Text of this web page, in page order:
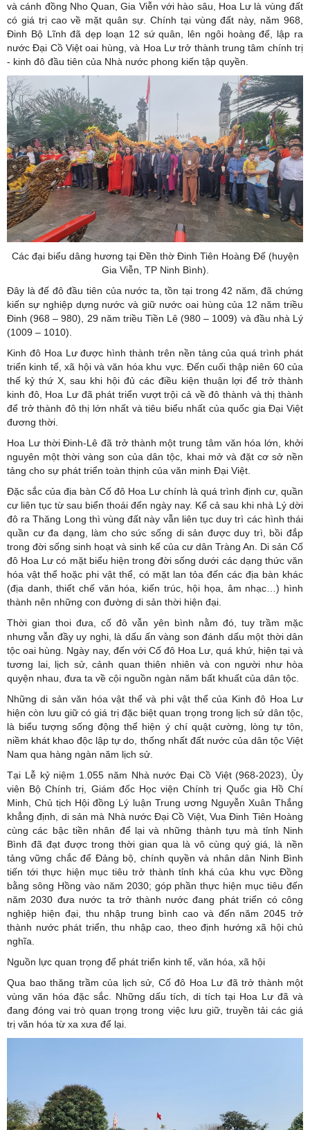
và cánh đồng Nho Quan, Gia Viễn với hào sâu, Hoa Lư là vùng đất
có giá trị cao về mặt quân sự. Chính tại vùng đất này, năm 968,
Đinh Bộ Lĩnh đã dẹp loạn 12 sứ quân, lên ngôi hoàng đế, lập ra
nước Đại Cồ Việt oai hùng, và Hoa Lư trở thành trung tâm chính trị
- kinh đô đầu tiên của Nhà nước phong kiến tập quyền.
Các đại biểu dâng hương tại Đền thờ Đinh Tiên Hoàng Đế (huyện
Gia Viễn, TP Ninh Bình).
Đây là đế đô đầu tiên của nước ta, tồn tại trong 42 năm, đã chứng
kiến sự nghiệp dựng nước và giữ nước oai hùng của 12 năm triều
Đinh (968 – 980), 29 năm triều Tiền Lê (980 – 1009) và đầu nhà Lý
(1009 – 1010).
Kinh đô Hoa Lư được hình thành trên nền tảng của quá trình phát
triển kinh tế, xã hội và văn hóa khu vực. Đến cuối thập niên 60 của
thế kỷ thứ X, sau khi hội đủ các điều kiện thuận lợi để trở thành
kinh đô, Hoa Lư đã phát triển vượt trội cả về đô thành và thị thành
để trở thành đô thị lớn nhất và tiêu biểu nhất của quốc gia Đại Việt
đương thời.
Hoa Lư thời Đinh-Lê đã trở thành một trung tâm văn hóa lớn, khởi
nguyên một thời vàng son của dân tộc, khai mở và đặt cơ sở nền
tảng cho sự phát triển toàn thịnh của văn minh Đại Việt.
Đặc sắc của địa bàn Cố đô Hoa Lư chính là quá trình định cư, quần
cư liên tục từ sau biển thoái đến ngày nay. Kể cả sau khi nhà Lý dời
đô ra Thăng Long thì vùng đất này vẫn liên tục duy trì các hình thái
quần cư đa dạng, làm cho sức sống di sản được duy trì, bồi đắp
trong đời sống sinh hoạt và sinh kế của cư dân Tràng An. Di sản Cố
đô Hoa Lư có mặt biểu hiện trong đời sống dưới các dạng thức văn
hóa vật thể hoặc phi vật thể, có mặt lan tỏa đến các địa bàn khác
(địa danh, thiết chế văn hóa, kiến trúc, hội họa, âm nhạc…) hình
thành nên những con đường di sản thời hiện đại.
Thời gian thoi đưa, cố đô vẫn yên bình nằm đó, tuy trầm mặc
nhưng vẫn đầy uy nghi, là dấu ấn vàng son đánh dấu một thời dân
tộc oai hùng. Ngày nay, đến với Cố đô Hoa Lư, quá khứ, hiện tại và
tương lai, lịch sử, cảnh quan thiên nhiên và con người như hòa
quyện nhau, đưa ta về cội nguồn ngàn năm bất khuất của dân tộc.
Những di sản văn hóa vật thể và phi vật thể của Kinh đô Hoa Lư
hiện còn lưu giữ có giá trị đặc biệt quan trọng trong lịch sử dân tộc,
là biểu tượng sống động thể hiện ý chí quật cường, lòng tự tôn,
niềm khát khao độc lập tự do, thống nhất đất nước của dân tộc Việt
Nam qua hàng ngàn năm lịch sử.
Tại Lễ kỷ niệm 1.055 năm Nhà nước Đại Cồ Việt (968-2023), Ủy
viên Bộ Chính trị, Giám đốc Học viện Chính trị Quốc gia Hồ Chí
Minh, Chủ tịch Hội đồng Lý luận Trung ương Nguyễn Xuân Thắng
khẳng định, di sản mà Nhà nước Đại Cồ Việt, Vua Đinh Tiên Hoàng
cùng các bậc tiền nhân để lại và những thành tựu mà tỉnh Ninh
Bình đã đạt được trong thời gian qua là vô cùng quý giá, là nền
tảng vững chắc để Đảng bộ, chính quyền và nhân dân Ninh Bình
tiến tới thực hiện mục tiêu trở thành tỉnh khá của khu vực Đồng
bằng sông Hồng vào năm 2030; góp phần thực hiện mục tiêu đến
năm 2030 đưa nước ta trở thành nước đang phát triển có công
nghiệp hiện đại, thu nhập trung bình cao và đến năm 2045 trở
thành nước phát triển, thu nhập cao, theo định hướng xã hội chủ
nghĩa.
Nguồn lực quan trọng để phát triển kinh tế, văn hóa, xã hội
Qua bao thăng trầm của lịch sử, Cố đô Hoa Lư đã trở thành một
vùng văn hóa đặc sắc. Những dấu tích, di tích tại Hoa Lư đã và
đang đóng vai trò quan trọng trong việc lưu giữ, truyền tải các giá
trị văn hóa từ xa xưa để lại.